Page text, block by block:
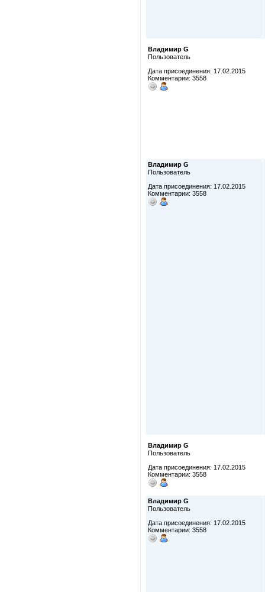
Владимир G
Пользователь
Дата присоединения: 17.02.2015
Комментарии: 3558
Владимир G
Пользователь
Дата присоединения: 17.02.2015
Комментарии: 3558
Владимир G
Пользователь
Дата присоединения: 17.02.2015
Комментарии: 3558
Владимир G
Пользователь
Дата присоединения: 17.02.2015
Комментарии: 3558